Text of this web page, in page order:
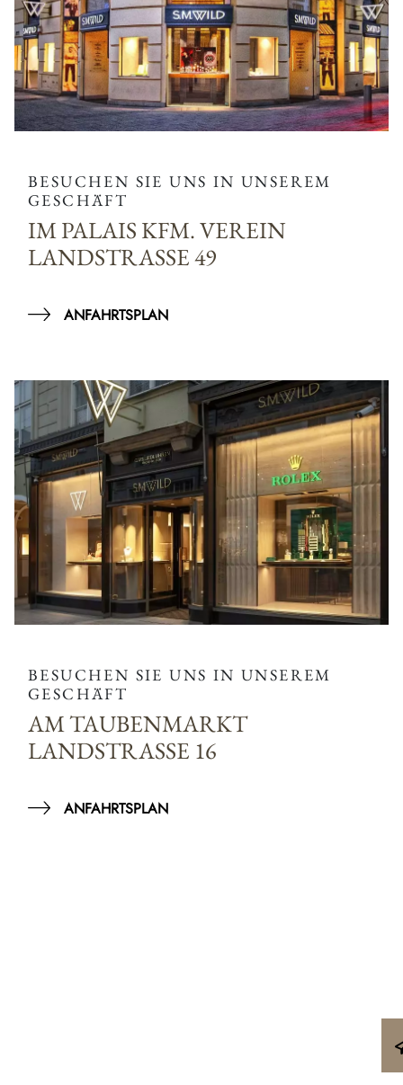
BESUCHEN SIE UNS IN UNSEREM
GESCHÄFT
IM PALAIS KFM. VEREIN
LANDSTRASSE 49
ANFAHRTSPLAN
BESUCHEN SIE UNS IN UNSEREM
GESCHÄFT
AM TAUBENMARKT
LANDSTRASSE 16
ANFAHRTSPLAN